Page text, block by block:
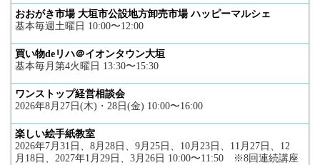
おおがき市場 大垣市公設地方卸売市場 ハッピーマルシェ
基本毎週土曜日 10:00〜12:00
買い物deリハ＠イオンタウン大垣
基本毎月第4火曜日 13:30〜15:30
ワンストップ経営相談会
2026年8月27日(木)・28日(金) 10:00〜16:00
楽しい絵手紙教室
2026年7月31日、8月28日、9月25日、10月23日、11月27日、12
月18日、2027年1月29日、3月26日 10:00〜11:50 ※8回連続講座